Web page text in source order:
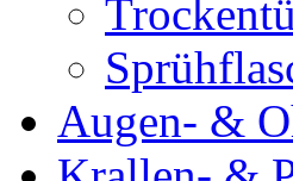
Augen- &